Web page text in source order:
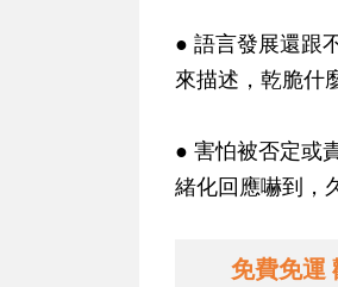
● 語言發展還跟
來描述，乾脆什
● 害怕被否定或
緒化回應嚇到，
免費免運